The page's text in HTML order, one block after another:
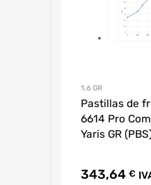
1.6 GR
Pastillas de
6614 Pro
Yaris GR
343,64 €